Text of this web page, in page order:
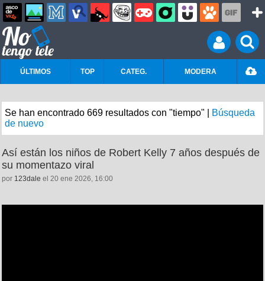
ÚLTIMOS TOP CATEG. MODERA
Se han encontrado 669 resultados con "tiempo" |
Búsqueda
de nuevo
Así están los niños de Robert Kelly 7 años después de
su momentazo viral
por 123dale el 20 ene 2026, 16:00